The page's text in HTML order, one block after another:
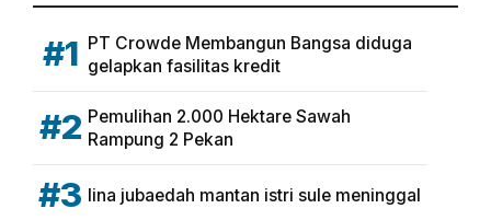
#1 PT Crowde Membangun Bangsa diduga
gelapkan fasilitas kredit
#2 Pemulihan 2.000 Hektare Sawah
Rampung 2 Pekan
#3 lina jubaedah mantan istri sule meninggal